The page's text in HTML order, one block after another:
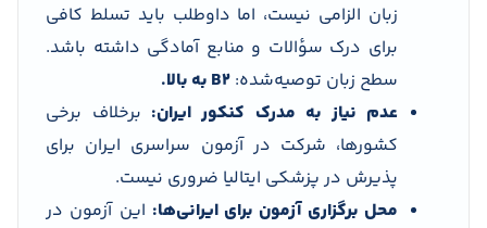
زبان الزامی نیست، اما داوطلب باید تسلط کافی
برای درک سؤالات و منابع آمادگی داشته باشد.
سطح زبان توصیه‌شده: B2 به بالا.
عدم نیاز به مدرک کنکور ایران: برخلاف برخی
کشورها، شرکت در آزمون سراسری ایران برای
پذیرش در پزشکی ایتالیا ضروری نیست.
محل برگزاری آزمون برای ایرانی‌ها: این آزمون در